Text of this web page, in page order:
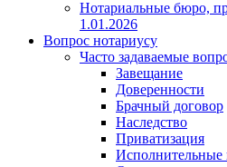
Нотариальные бюро,
1.01.2026
Вопрос нотариусу
Часто задаваемые
Завещание
Доверенности
Брачный договор
Наследство
Приватизация
Исполнительные